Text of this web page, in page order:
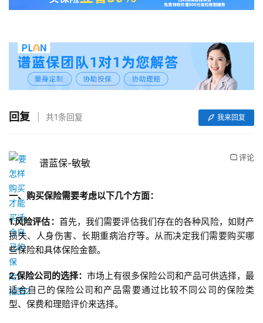
回复 共1条回复 我来回复
谱蓝保-敏敏 评论
一、购买保险需要考虑以下几个方面：
1.风险评估： 首先，我们需要评估我们存在的各种风险，如财产
损失、人身伤害、长期重病治疗等。从而决定我们需要购买哪
些保险和具体保险金额。
2.保险公司的选择： 市场上有很多保险公司和产品可供选择，最
适合自己的保险公司和产品需要通过比较不同公司的保险类
型、保费和理赔评价来选择。